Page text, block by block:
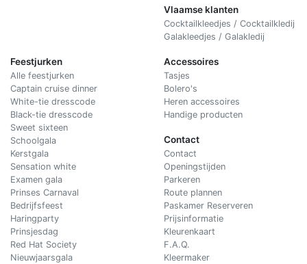
Vlaamse klanten
Cocktailkleedjes / Cocktailkledij
Galakleedjes / Galakledij
Feestjurken
Alle feestjurken
Captain cruise dinner
White-tie dresscode
Black-tie dresscode
Sweet sixteen
Schoolgala
Kerstgala
Sensation white
Examen gala
Prinses Carnaval
Bedrijfsfeest
Haringparty
Prinsjesdag
Red Hat Society
Nieuwjaarsgala
Accessoires
Tasjes
Bolero's
Heren accessoires
Handige producten
Contact
Contact
Openingstijden
Parkeren
Route plannen
Paskamer Reserveren
Prijsinformatie
Kleurenkaart
F.A.Q.
Kleermaker